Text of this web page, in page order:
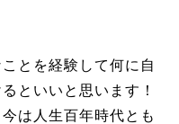
とを経験して何に自
といいと思います！
は人生百年時代とも